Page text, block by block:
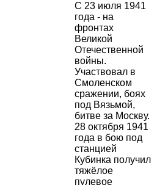
С 23 июля 1941
года - на
фронтах
Великой
Отечественной
войны.
Участвовал в
Смоленском
сражении, боях
под Вязьмой,
битве за Москву.
28 октября 1941
года в бою под
станцией
Кубинка получил
тяжёлое
пулевое